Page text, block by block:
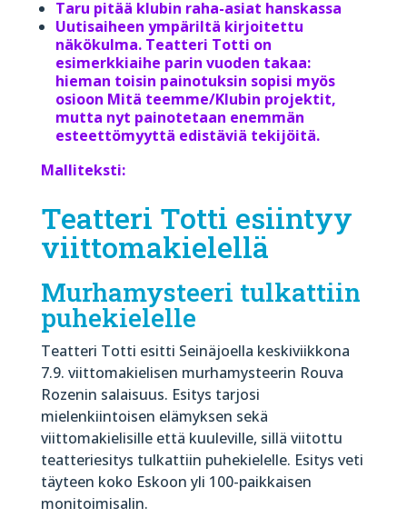
Taru pitää klubin raha-asiat hanskassa
Uutisaiheen ympäriltä kirjoitettu
näkökulma. Teatteri Totti on
esimerkkiaihe parin vuoden takaa:
hieman toisin painotuksin sopisi myös
osioon Mitä teemme/Klubin projektit,
mutta nyt painotetaan enemmän
esteettömyyttä edistäviä tekijöitä.
Malliteksti:
Teatteri Totti esiintyy
viittomakielellä
Murhamysteeri tulkattiin
puhekielelle
Teatteri Totti esitti Seinäjoella keskiviikkona
7.9. viittomakielisen murhamysteerin Rouva
Rozenin salaisuus. Esitys tarjosi
mielenkiintoisen elämyksen sekä
viittomakielisille että kuuleville, sillä viitottu
teatteriesitys tulkattiin puhekielelle. Esitys veti
täyteen koko Eskoon yli 100-paikkaisen
monitoimisalin.